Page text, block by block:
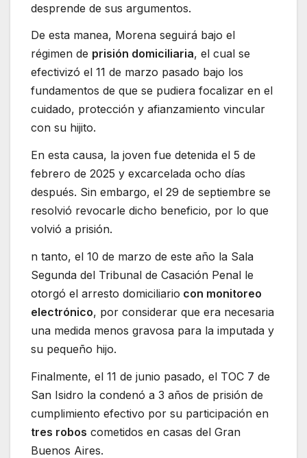
desprende de sus argumentos.
De esta manea, Morena seguirá bajo el
régimen de prisión domiciliaria, el cual se
efectivizó el 11 de marzo pasado bajo los
fundamentos de que se pudiera focalizar en el
cuidado, protección y afianzamiento vincular
con su hijito.
En esta causa, la joven fue detenida el 5 de
febrero de 2025 y excarcelada ocho días
después. Sin embargo, el 29 de septiembre se
resolvió revocarle dicho beneficio, por lo que
volvió a prisión.
n tanto, el 10 de marzo de este año la Sala
Segunda del Tribunal de Casación Penal le
otorgó el arresto domiciliario con monitoreo
electrónico, por considerar que era necesaria
una medida menos gravosa para la imputada y
su pequeño hijo.
Finalmente, el 11 de junio pasado, el TOC 7 de
San Isidro la condenó a 3 años de prisión de
cumplimiento efectivo por su participación en
tres robos cometidos en casas del Gran
Buenos Aires.